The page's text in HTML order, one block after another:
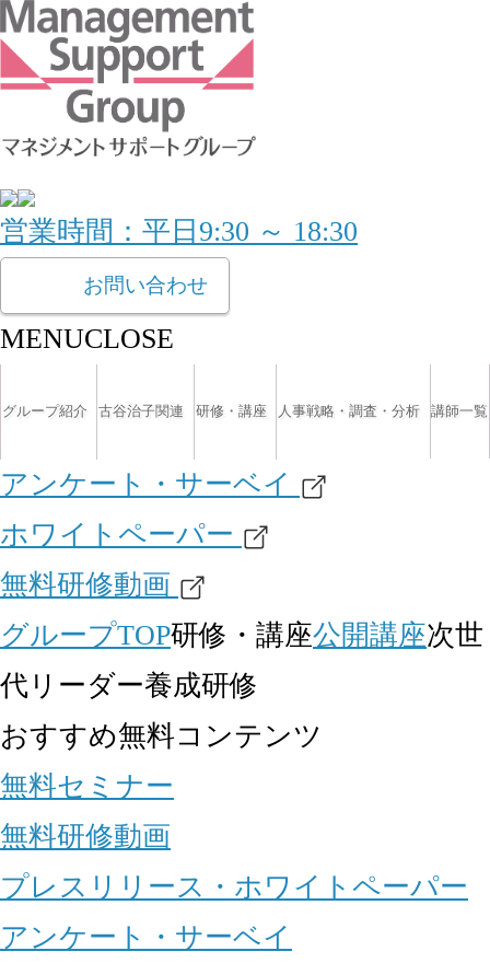
営業時間：平日9:30 ～ 18:30
お問い合わせ
MENUCLOSE
グループ紹介 古谷治子関連 研修・講座 人事戦略・調査・分析 講師一覧
アンケート・サーベイ
ホワイトペーパー
無料研修動画
グループTOP研修・講座公開講座次世
代リーダー養成研修
おすすめ無料コンテンツ
無料セミナー
無料研修動画
プレスリリース・ホワイトペーパー
アンケート・サーベイ